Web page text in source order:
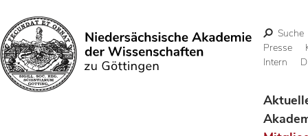
Suchen
Suche
Presse
Intern